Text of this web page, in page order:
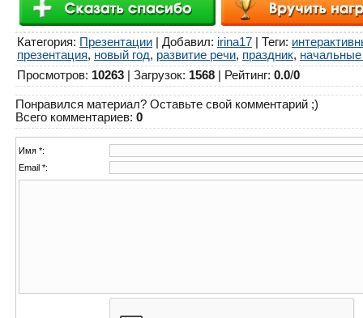
Категория: Презентации Добавил: irina17 Теги:
презентация, новый год, развитие речи, праздник,
Просмотров: 10263 Загрузок: 1568 Рейтинг: 0.0/0
Понравился материал? Оставьте свой комментарий ;)
Всего комментариев: 0
Имя *:
Email *: